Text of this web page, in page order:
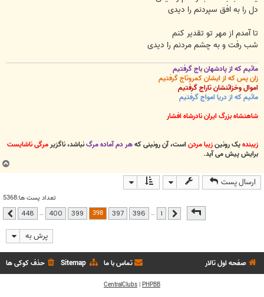
دل را به افق سپردنم را دیدی
تا آمدم از مهر تو تقدیر کنم
شب رفت و به چشم مردنم را دیدی
مائیم که از پادشهان باج گرفتیم
زان پس که از ایشان کمروتاج گرفتیم
اموال وخزائنشان تاراج گرفتیم
مائیم که از دریا امواج گرفتیم
شاهنشاه بزرگ ایران نادرشاه افشار
زیبندهیک رونینزیبا مردناست، آن رونینی کههر دم آماده مرگنباشد، ناگزیرمرگی ناشایست
برایش پیش می آید.
ب
ا
ارسال پست
تعداد پست ها:5368
448 قبلی …
396
397
398
399
400
…
448 بعدی
پرش به
صفحه اول تالار حذف کوکی ها Sitemap تماس با ما
PHPBB
|
CentralClubs